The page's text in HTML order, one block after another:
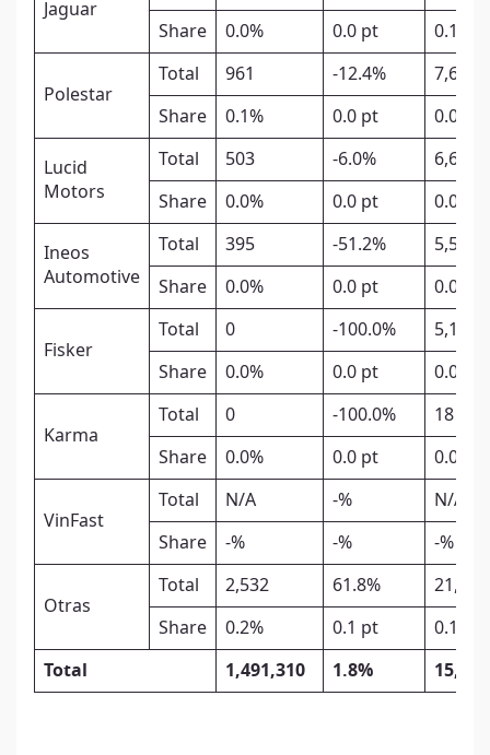
Jaguar
Share 0.0% 0.0 pt 0.1%
Polestar
Total 961 -12.4% 7,633
Share 0.1% 0.0 pt 0.0%
Lucid
Motors
Total 503 -6.0% 6,604
Share 0.0% 0.0 pt 0.0%
Ineos
Automotive
Total 395 -51.2% 5,565
Share 0.0% 0.0 pt 0.0%
Fisker
Total 0 -100.0% 5,163
Share 0.0% 0.0 pt 0.0%
Karma
Total 0 -100.0% 18
Share 0.0% 0.0 pt 0.0%
VinFast
Total N/A -% N/A
Share -% -% -%
Otras
Total 2,532 61.8% 21,520
Share 0.2% 0.1 pt 0.1%
Total 1,491,310 1.8%